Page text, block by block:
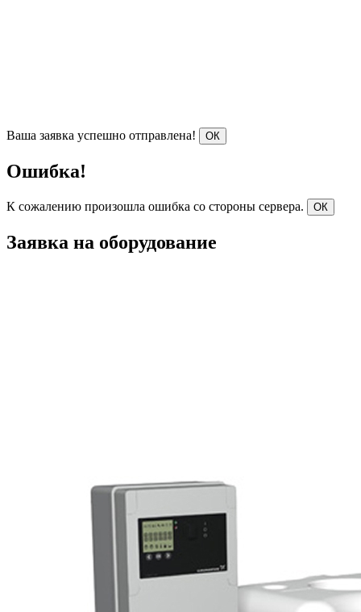
Ваша заявка успешно отправлена! ОК
Ошибка!
К сожалению произошла ошибка со стороны сервера. ОК
Заявка на оборудование